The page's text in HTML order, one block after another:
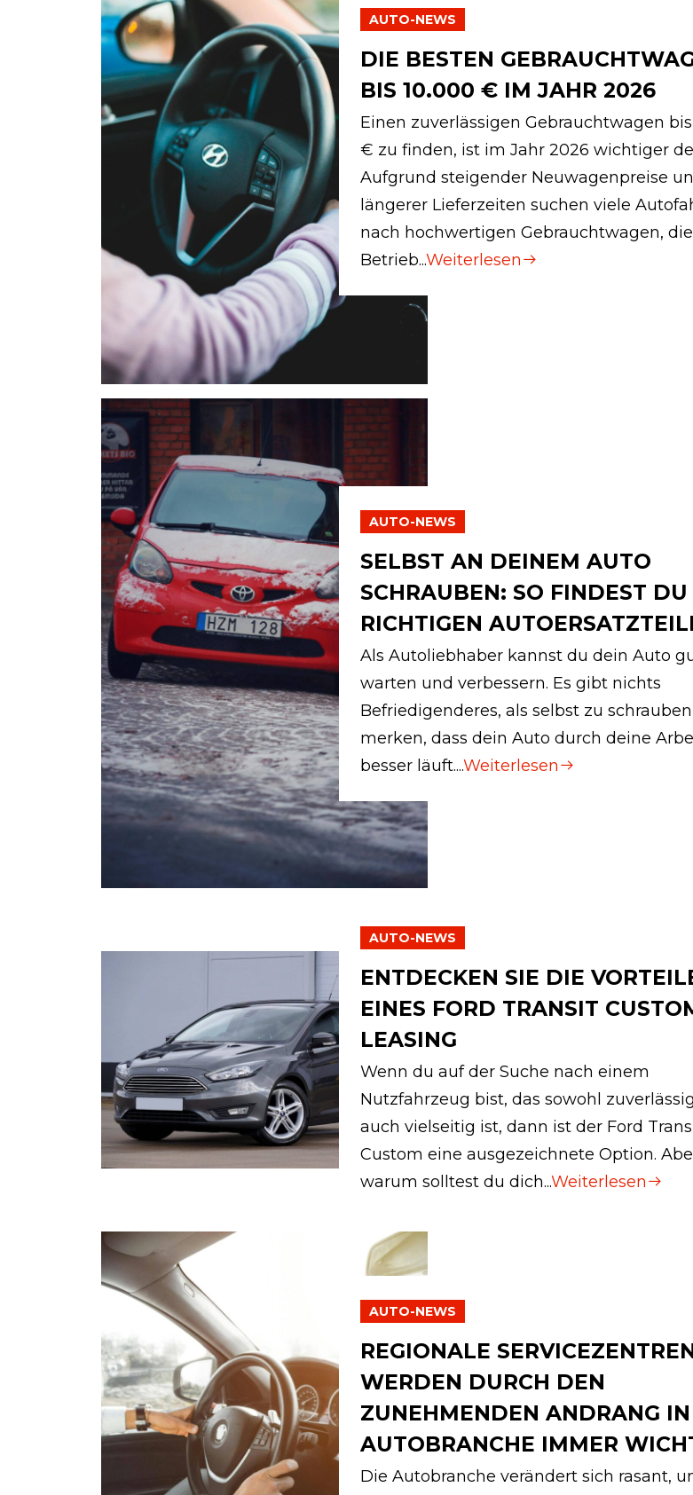
AUTO-NEWS
DIE BESTEN
BIS 10.000 € IM JAHR 2026
Einen zuverlässigen Gebrauchtwagen bis
€ zu finden, ist im Jahr 2026 wichtiger
Aufgrund steigender Neuwagenpreise
längerer Lieferzeiten suchen viele
nach hochwertigen Gebrauchtwagen,
Betrieb...Weiterlesen
AUTO-NEWS
SELBST AN DEINEM AUTO
SCHRAUBEN: SO FINDEST
RICHTIGEN
Als Autoliebhaber kannst du dein Auto
warten und verbessern. Es gibt nichts
Befriedigenderes, als selbst zu
merken, dass dein Auto durch deine
besser läuft....Weiterlesen
AUTO-NEWS
ENTDECKEN SIE DIE
EINES FORD TRANSIT
LEASING
Wenn du auf der Suche nach einem
Nutzfahrzeug bist, das sowohl
auch vielseitig ist, dann ist der Ford
Custom eine ausgezeichnete Option.
warum solltest du dich...Weiterlesen
AUTO-NEWS
REGIONALE
WERDEN DURCH DEN
ZUNEHMENDEN ANDRANG
AUTOBRANCHE IMMER
Die Autobranche verändert sich rasant,